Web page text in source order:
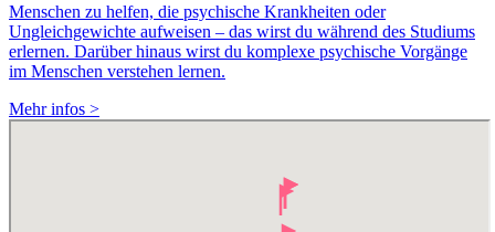
Menschen zu helfen, die psychische Krankheiten oder
Ungleichgewichte aufweisen – das wirst du während des Studiums
erlernen. Darüber hinaus wirst du komplexe psychische Vorgänge
im Menschen verstehen lernen.
Mehr infos >